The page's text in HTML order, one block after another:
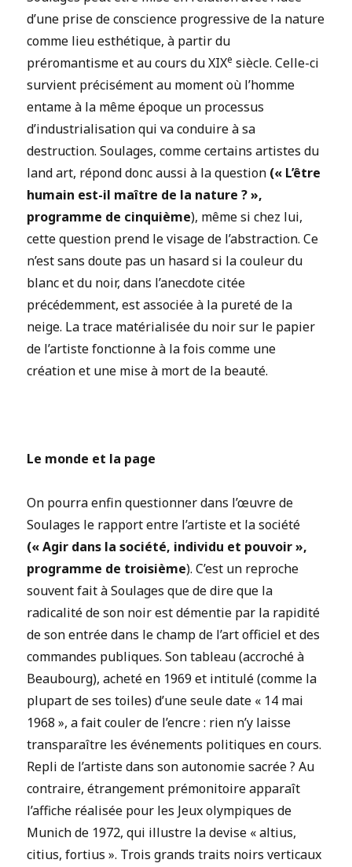
d’une prise de conscience progressive de la nature
comme lieu esthétique, à partir du
préromantisme et au cours du XIXe siècle. Celle-ci
survient précisément au moment où l’homme
entame à la même époque un processus
d’industrialisation qui va conduire à sa
destruction. Soulages, comme certains artistes du
land art, répond donc aussi à la question (« L’être
humain est-il maître de la nature ? »,
programme de cinquième), même si chez lui,
cette question prend le visage de l’abstraction. Ce
n’est sans doute pas un hasard si la couleur du
blanc et du noir, dans l’anecdote citée
précédemment, est associée à la pureté de la
neige. La trace matérialisée du noir sur le papier
de l’artiste fonctionne à la fois comme une
création et une mise à mort de la beauté.
Le monde et la page
On pourra enfin questionner dans l’œuvre de
Soulages le rapport entre l’artiste et la société
(« Agir dans la société, individu et pouvoir »,
programme de troisième). C’est un reproche
souvent fait à Soulages que de dire que la
radicalité de son noir est démentie par la rapidité
de son entrée dans le champ de l’art officiel et des
commandes publiques. Son tableau (accroché à
Beaubourg), acheté en 1969 et intitulé (comme la
plupart de ses toiles) d’une seule date « 14 mai
1968 », a fait couler de l’encre : rien n’y laisse
transparaître les événements politiques en cours.
Repli de l’artiste dans son autonomie sacrée ? Au
contraire, étrangement prémonitoire apparaît
l’affiche réalisée pour les Jeux olympiques de
Munich de 1972, qui illustre la devise « altius,
citius, fortius ». Trois grands traits noirs verticaux